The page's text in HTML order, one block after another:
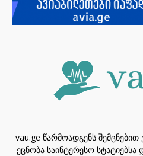
vau.ge წარმოადგენს
ეცნობა საინტერესო